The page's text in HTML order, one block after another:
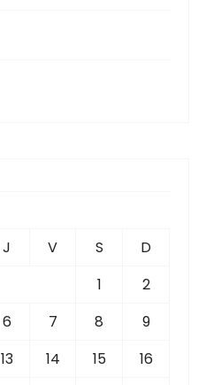
J V S
D
1
2
6 7 8
9
13 14 15
16